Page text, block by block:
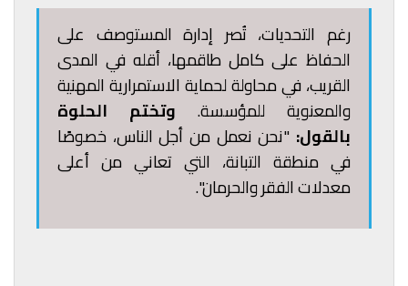
رغم التحديات، تُصر إدارة المستوصف على
الحفاظ على كامل طاقمها، أقله في المدى
القريب، في محاولة لحماية الاستمرارية المهنية
والمعنوية للمؤسسة. وتختم الحلوة
بالقول: "نحن نعمل من أجل الناس، خصوصًا
في منطقة التبانة، التي تعاني من أعلى
معدلات الفقر والحرمان".